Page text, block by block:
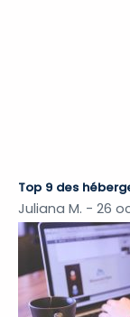
Top 9 des
Juliana M. 26